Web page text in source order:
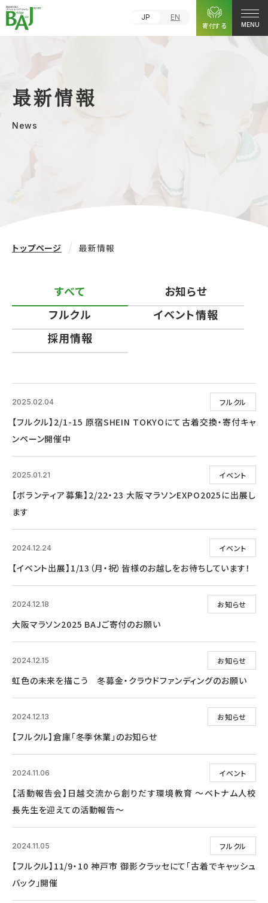
JP
EN
寄付する
MENU
最新情報
News
トップページ 最新情報
すべて
お知らせ
フルクル
イベント情報
採用情報
フルクル
2025.02.04
【フルクル】2/1-15 原宿SHEIN TOKYOにて古着交換・寄付キャ
ンペーン開催中
イベント
2025.01.21
【ボランティア募集】2/22・23 大阪マラソンEXPO2025に出展し
ます
イベント
2024.12.24
【イベント出展】1/13（月・祝）皆様のお越しをお待ちしています！
お知らせ
2024.12.18
大阪マラソン2025 BAJご寄付のお願い
お知らせ
2024.12.15
虹色の未来を描こう 冬募金・クラウドファンディングのお願い
お知らせ
2024.12.13
【フルクル】倉庫「冬季休業」のお知らせ
イベント
2024.11.06
【活動報告会】日越交流から創りだす環境教育 ～ベトナム人校
長先生を迎えての活動報告～
フルクル
2024.11.05
【フルクル】11/9・10 神戸市 御影クラッセにて「古着でキャッシュ
バック」開催